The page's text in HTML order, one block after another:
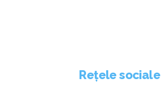
Rețele sociale